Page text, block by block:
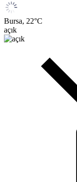
Bursa, 22°C
açık